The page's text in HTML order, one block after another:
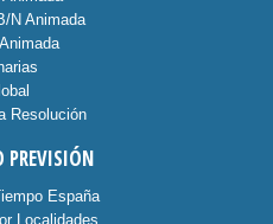
N Animada
Resolución
PREVISIÓN
España
Localidades